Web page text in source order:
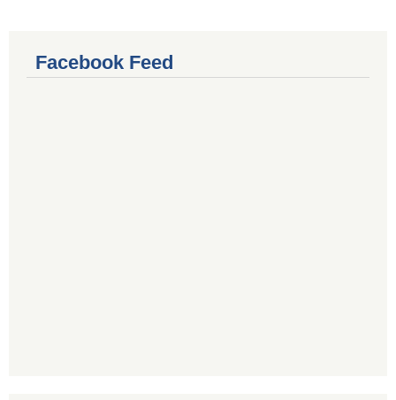
Facebook Feed